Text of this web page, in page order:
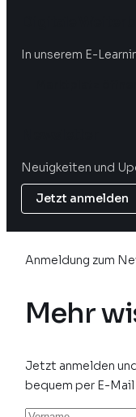
In unserem E-
Neuigkeiten und
Jetzt anmelden
Anmeldung zum
Mehr
Jetzt anmelden
bequem per E-Mail